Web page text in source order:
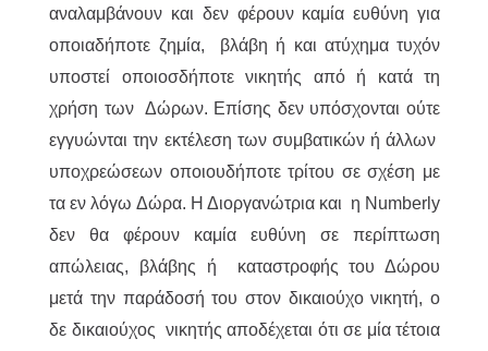
αναλαμβάνουν και δεν φέρουν καμία ευθύνη για
οποιαδήποτε ζημία, βλάβη ή και ατύχημα τυχόν
υποστεί οποιοσδήποτε νικητής από ή κατά τη
χρήση των Δώρων. Επίσης δεν υπόσχονται ούτε
εγγυώνται την εκτέλεση των συμβατικών ή άλλων
υποχρεώσεων οποιουδήποτε τρίτου σε σχέση με
τα εν λόγω Δώρα. Η Διοργανώτρια και η Numberly
δεν θα φέρουν καμία ευθύνη σε περίπτωση
απώλειας, βλάβης ή καταστροφής του Δώρου
μετά την παράδοσή του στον δικαιούχο νικητή, ο
δε δικαιούχος νικητής αποδέχεται ότι σε μία τέτοια